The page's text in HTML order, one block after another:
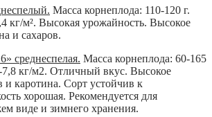
Масса корнеплода: 110-120 г.
кг/м². Высокая урожайность. Высокое
и сахаров.
среднеспелая. Масса корнеплода: 60-165
7,8 кг/м2. Отличный вкус. Высокое
и каротина. Сорт устойчив к
хорошая. Рекомендуется для
виде и зимнего хранения.